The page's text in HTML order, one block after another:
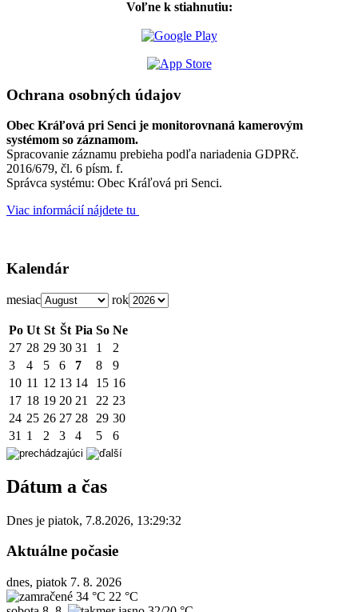
Voľne k stiahnutiu:
Ochrana osobných údajov
Obec Kráľová pri Senci je monitorovnaná kamerovým
systémom so záznamom.
Spracovanie záznamu prebieha podľa nariadenia GDPRč.
2016/679, čl. 6 písm. f.
Správca systému: Obec Kráľová pri Senci.
Viac informácií nájdete tu
Kalendár
mesiac rok
Po Ut St Št Pia So Ne
27 28 29 30 31 1
2
3
4 5 6 7 8
9
10 11 12 13 14 15 16
17 18 19 20 21 22 23
24 25 26 27 28 29 30
31 1 2 3 4 5 6
Dátum a čas
Dnes je piatok, 7.8.2026, 13:29:32
Aktuálne počasie
dnes, piatok 7. 8. 2026
34 °C 22 °C